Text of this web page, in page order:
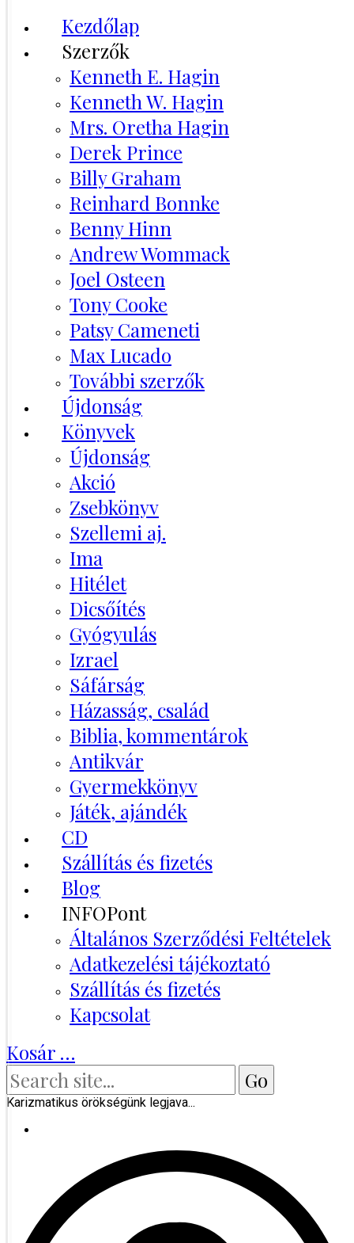
Kezdőlap
Szerzők
Kenneth E. Hagin
Kenneth W. Hagin
Mrs. Oretha Hagin
Derek Prince
Billy Graham
Reinhard Bonnke
Benny Hinn
Andrew Wommack
Joel Osteen
Tony Cooke
Patsy Cameneti
Max Lucado
További szerzők
Újdonság
Könyvek
Újdonság
Akció
Zsebkönyv
Szellemi aj.
Ima
Hitélet
Dicsőítés
Gyógyulás
Izrael
Sáfárság
Házasság, család
Biblia, kommentárok
Antikvár
Gyermekkönyv
Játék, ajándék
CD
Szállítás és fizetés
Blog
INFOPont
Általános Szerződési Feltételek
Adatkezelési tájékoztató
Szállítás és fizetés
Kapcsolat
Kosár …
Karizmatikus örökségünk legjava...